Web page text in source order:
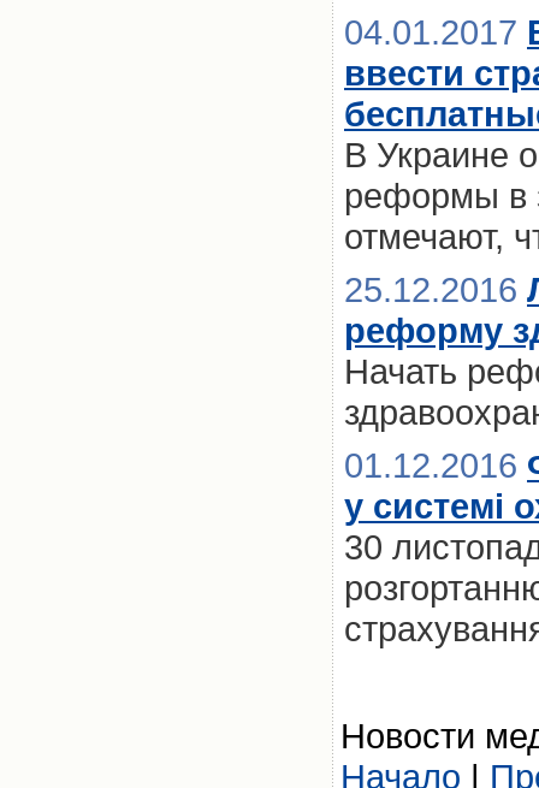
04.01.2017
ввести
В Украине
реформы в
отмечают,
25.12.2016
реформу
Начать
01.12.2016
у системі
30
Новости
Начало |